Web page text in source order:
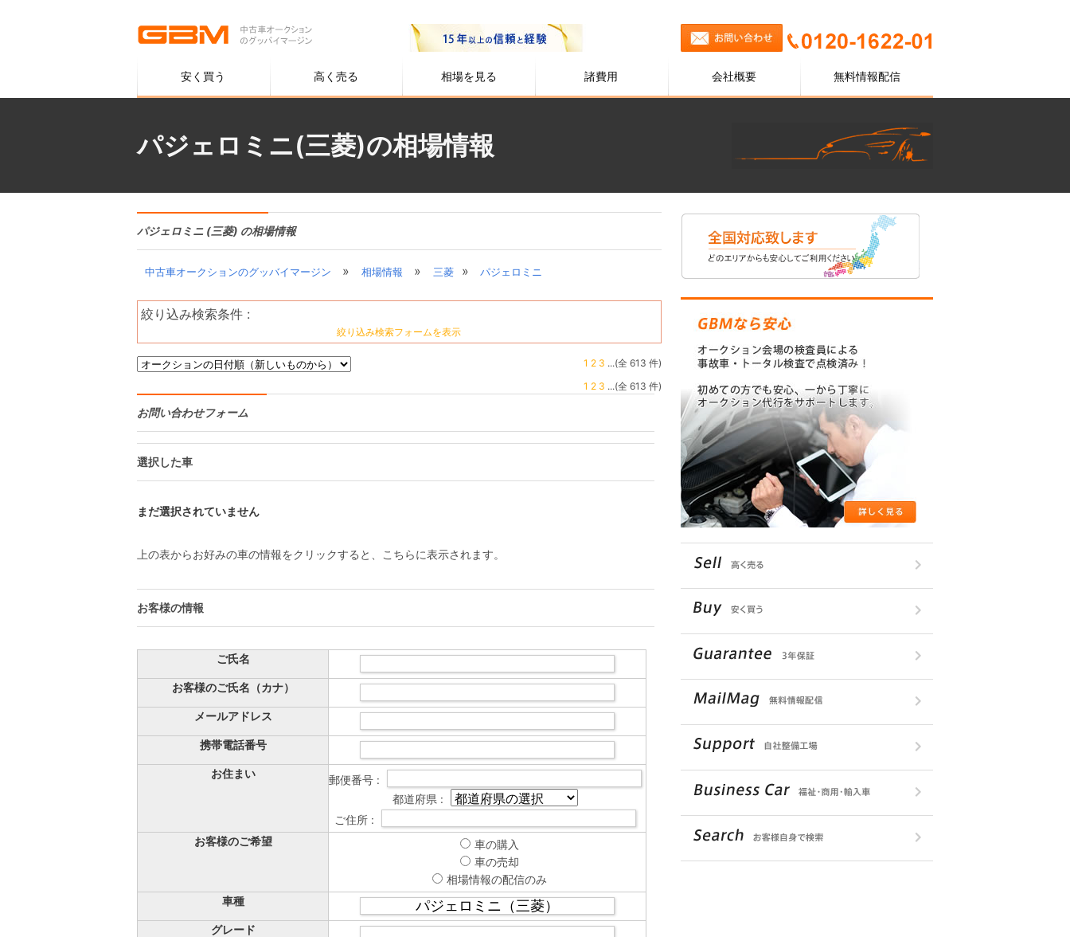
安く買う 高く売る 相場を見る 諸費用 会社概要 無料情報配信
パジェロミニ(三菱)の相場情報
パジェロミニ (三菱) の相場情報
中古車オークションのグッバイマージン » 相場情報 » 三菱 » パジェロミニ
絞り込み検索条件 :
絞り込み検索フォームを表示
1 2 3 ...(全 613 件)
1 2 3 ...(全 613 件)
お問い合わせフォーム
選択した車
まだ選択されていません
上の表からお好みの車の情報をクリックすると、こちらに表示されます。
お客様の情報
ご氏名
お客様のご氏名（カナ）
メールアドレス
携帯電話番号
お住まい
郵便番号 :
都道府県 :
ご住所 :
お客様のご希望
車の購入
車の売却
相場情報の配信のみ
車種
グレード